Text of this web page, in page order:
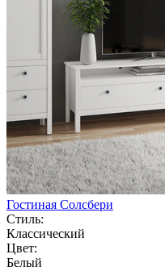
Гостиная Солсбери
Стиль:
Классический
Цвет:
Белый